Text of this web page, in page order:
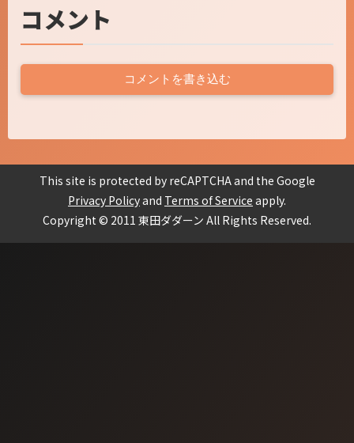
コメント
コメントを書き込む
This site is protected by reCAPTCHA and the Google
Privacy Policyand Terms of Service apply.
Copyright © 2011 東田ダダーン All Rights Reserved.